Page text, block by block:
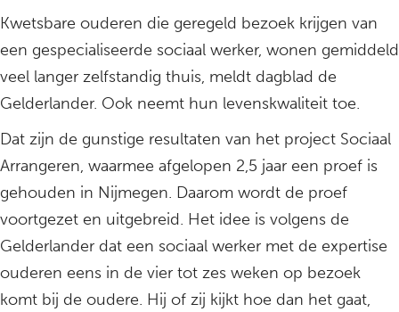
Kwetsbare ouderen die geregeld bezoek krijgen van
een gespecialiseerde sociaal werker, wonen gemiddeld
veel langer zelfstandig thuis, meldt dagblad de
Gelderlander. Ook neemt hun levenskwaliteit toe.
Dat zijn de gunstige resultaten van het project Sociaal
Arrangeren, waarmee afgelopen 2,5 jaar een proef is
gehouden in Nijmegen. Daarom wordt de proef
voortgezet en uitgebreid. Het idee is volgens de
Gelderlander dat een sociaal werker met de expertise
ouderen eens in de vier tot zes weken op bezoek
komt bij de oudere. Hij of zij kijkt hoe dan het gaat,